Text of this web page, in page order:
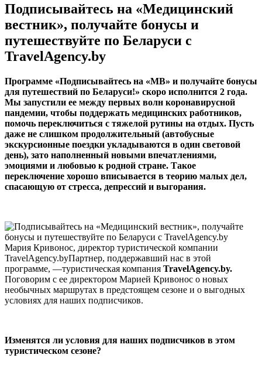
Подписывайтесь на «Медицинский
вестник», получайте бонусы и
путешествуйте по Беларуси с
TravelAgency.by
Программе «Подписывайтесь на «МВ» и получайте бонусы
для путешествий по Беларуси!» скоро исполнится 2 года.
Мы запустили ее между первых волн коронавирусной
пандемии, чтобы поддержать медицинских работников,
помочь переключиться с тяжелой рутины на отдых. Пусть
даже не слишком продолжительный (автобусные
экскурсионные поездки укладываются в один световой
день), зато наполненный новыми впечатлениями,
эмоциями и любовью к родной стране. Такое
переключение хорошо вписывается в теорию малых дел,
спасающую от стресса, депрессий и выгорания.
Мария Кривонос, директор туристической компании
TravelAgency.byПартнер, поддержавший нас в этой
программе, —туристическая компания TravelAgency.by.
Поговорим с ее директором Марией Кривонос о новых
необычных маршрутах в предстоящем сезоне и о выгодных
условиях для наших подписчиков.
Изменятся ли условия для наших подписчиков в этом
туристическом сезоне?